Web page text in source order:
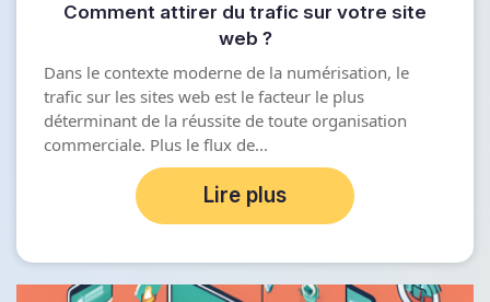
Comment attirer du trafic sur votre site
web ?
Dans le contexte moderne de la numérisation, le
trafic sur les sites web est le facteur le plus
déterminant de la réussite de toute organisation
commerciale. Plus le flux de...
Lire plus